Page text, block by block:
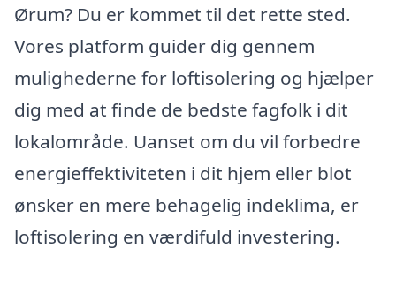
Ørum? Du er kommet til det rette sted.
Vores platform guider dig gennem
mulighederne for loftisolering og hjælper
dig med at finde de bedste fagfolk i dit
lokalområde. Uanset om du vil forbedre
energieffektiviteten i dit hjem eller blot
ønsker en mere behagelig indeklima, er
loftisolering en værdifuld investering.